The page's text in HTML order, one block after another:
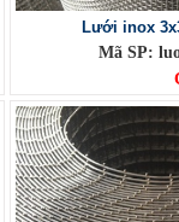
Lưới inox
Mã SP: